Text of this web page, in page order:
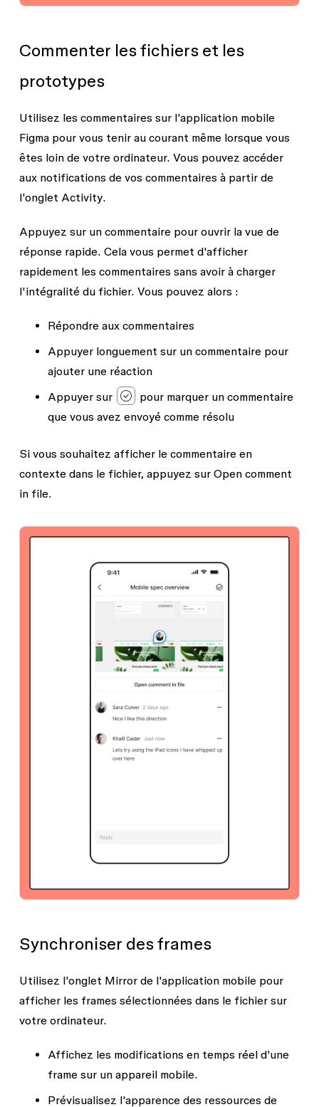
Commenter les fichiers et les
prototypes
Utilisez les commentaires sur l'application mobile
Figma pour vous tenir au courant même lorsque vous
êtes loin de votre ordinateur. Vous pouvez accéder
aux notifications de vos commentaires à partir de
l'onglet Activity.
Appuyez sur un commentaire pour ouvrir la vue de
réponse rapide. Cela vous permet d'afficher
rapidement les commentaires sans avoir à charger
l'intégralité du fichier. Vous pouvez alors :
Répondre aux commentaires
Appuyer longuement sur un commentaire pour
ajouter une réaction
Appuyer sur
pour marquer un commentaire
que vous avez envoyé comme résolu
Si vous souhaitez afficher le commentaire en
contexte dans le fichier, appuyez sur Open comment
in file.
Synchroniser des frames
Utilisez l'onglet Mirrorde l'application mobile pour
afficher les frames sélectionnées dans le fichier sur
votre ordinateur.
Affichez les modifications en temps réel d'une
frame sur un appareil mobile.
Prévisualisez l'apparence des ressources de